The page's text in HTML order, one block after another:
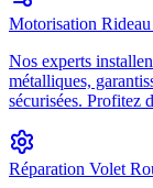
Motorisation
Nos experts
métalliques,
sécurisées. Profitez
Réparation Volet